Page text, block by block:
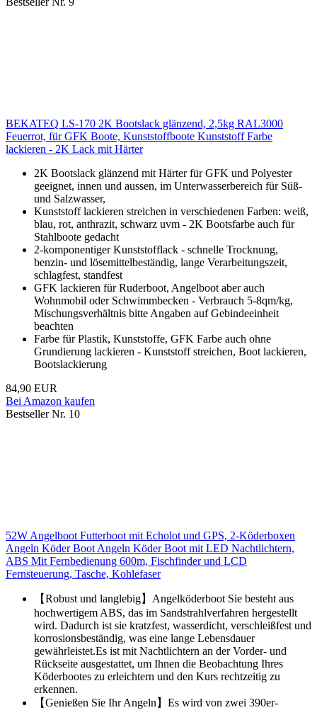
BEKATEQ LS-170 2K Bootslack glänzend, 2,5kg RAL3000
Feuerrot, für GFK Boote, Kunststoffboote Kunststoff Farbe
lackieren - 2K Lack mit Härter
2K Bootslack glänzend mit Härter für GFK und Polyester
geeignet, innen und aussen, im Unterwasserbereich für Süß-
und Salzwasser,
Kunststoff lackieren streichen in verschiedenen Farben: weiß,
blau, rot, anthrazit, schwarz uvm - 2K Bootsfarbe auch für
Stahlboote gedacht
2-komponentiger Kunststofflack - schnelle Trocknung,
benzin- und lösemittelbeständig, lange Verarbeitungszeit,
schlagfest, standfest
GFK lackieren für Ruderboot, Angelboot aber auch
Wohnmobil oder Schwimmbecken - Verbrauch 5-8qm/kg,
Mischungsverhältnis bitte Angaben auf Gebindeeinheit
beachten
Farbe für Plastik, Kunststoffe, GFK Farbe auch ohne
Grundierung lackieren - Kunststoff streichen, Boot lackieren,
Bootslackierung
84,90 EUR
Bei Amazon kaufen
Bestseller Nr. 10
52W Angelboot Futterboot mit Echolot und GPS, 2-Köderboxen
Angeln Köder Boot Angeln Köder Boot mit LED Nachtlichtern,
ABS Mit Fernbedienung 600m, Fischfinder und LCD
Fernsteuerung, Tasche, Kohlefaser
【Robust und langlebig】Angelköderboot Sie besteht aus
hochwertigem ABS, das im Sandstrahlverfahren hergestellt
wird. Dadurch ist sie kratzfest, wasserdicht, verschleißfest und
korrosionsbeständig, was eine lange Lebensdauer
gewährleistet.Es ist mit Nachtlichtern an der Vorder- und
Rückseite ausgestattet, um Ihnen die Beobachtung Ihres
Köderbootes zu erleichtern und den Kurs rechtzeitig zu
erkennen.
【Genießen Sie Ihr Angeln】Es wird von zwei 390er-